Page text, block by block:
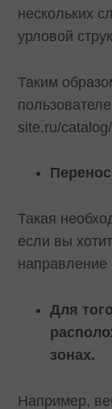
нескольких
урловой
Таким
site.ru/
Такая
если вы
направление
Для
зонах.
Например,